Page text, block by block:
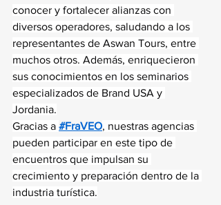
conocer y fortalecer alianzas con
diversos operadores, saludando a los
representantes de Aswan Tours, entre
muchos otros. Además, enriquecieron
sus conocimientos en los seminarios
especializados de Brand USA y
Jordania.
Gracias a #FraVEO, nuestras agencias
pueden participar en este tipo de
encuentros que impulsan su
crecimiento y preparación dentro de la
industria turística.